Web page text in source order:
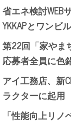
省エネ検討WEB
YKKAPとワンビ
第22回「家やま
応募者全員に色
アイ工務店、新
ラクターに起用
「性能向上リノ